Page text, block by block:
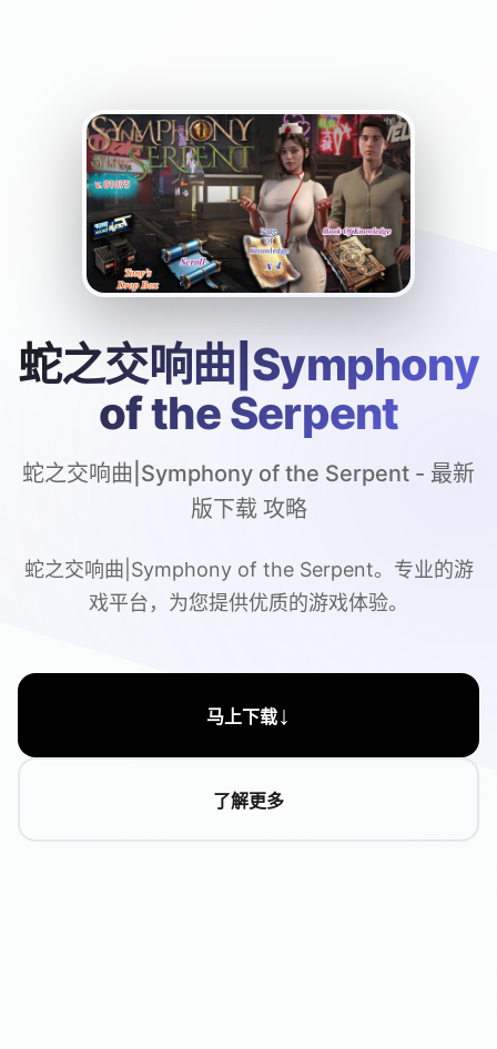
蛇之交响曲|Symphony
of the Serpent
蛇之交响曲|Symphony of the Serpent - 最新
版下载 攻略
蛇之交响曲|Symphony of the Serpent。专业的游
戏平台，为您提供优质的游戏体验。
马上下载↓
了解更多